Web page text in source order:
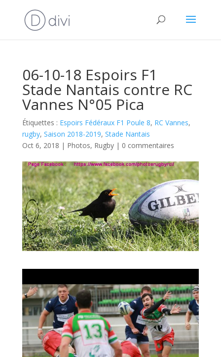
06-10-18 Espoirs F1
Stade Nantais contre RC
Vannes N°05 Pica
Étiquettes : Espoirs Fédéraux F1 Poule 8, RC Vannes,
rugby, Saison 2018-2019, Stade Nantais
Oct 6, 2018 | Photos, Rugby| 0 commentaires